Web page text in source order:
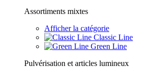
Assortiments mixtes
Afficher la catégorie
Classic Line
Green Line
Pulvérisation et articles lumineux